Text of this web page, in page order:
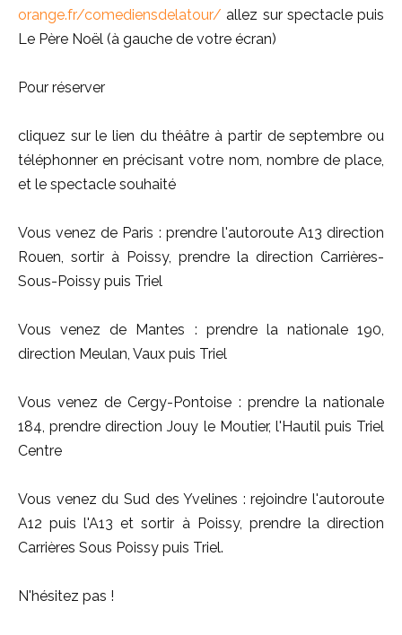
orange.fr/comediensdelatour/ allez sur spectacle puis
Le Père Noël (à gauche de votre écran)
Pour réserver
cliquez sur le lien du théâtre à partir de septembre ou
téléphonner en précisant votre nom, nombre de place,
et le spectacle souhaité
Vous venez de Paris : prendre l'autoroute A13 direction
Rouen, sortir à Poissy, prendre la direction Carrières-
Sous-Poissy puis Triel
Vous venez de Mantes : prendre la nationale 190,
direction Meulan, Vaux puis Triel
Vous venez de Cergy-Pontoise : prendre la nationale
184, prendre direction Jouy le Moutier, l'Hautil puis Triel
Centre
Vous venez du Sud des Yvelines : rejoindre l'autoroute
A12 puis l'A13 et sortir à Poissy, prendre la direction
Carrières Sous Poissy puis Triel.
N'hésitez pas !